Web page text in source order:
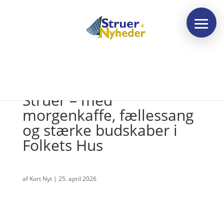
Struer – med
morgenkaffe, fællessang
og stærke budskaber i
Folkets Hus
afKort Nyt| 25. april 2026